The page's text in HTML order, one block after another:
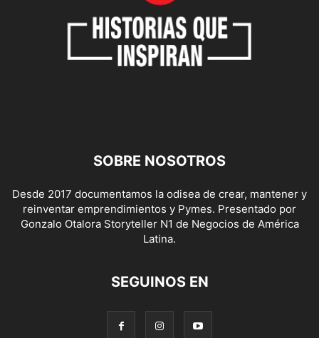
SOBRE NOSOTROS
Desde 2017 documentamos la odisea de crear, mantener y
reinventar emprendimientos y Pymes. Presentado por
Gonzalo Otalora Storyteller N1 de Negocios de América
Latina.
SEGUINOS EN